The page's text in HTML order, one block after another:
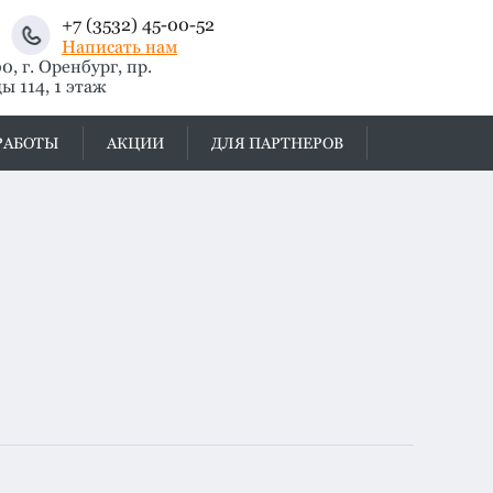
+7 (3532) 45-00-52
Написать нам
г. Оренбург, пр.
114, 1 этаж
АКЦИИ ДЛЯ ПАРТНЕРОВ